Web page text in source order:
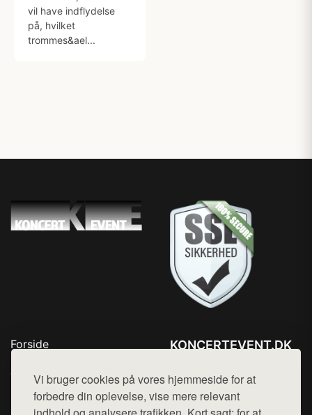
Vi bruger cookies på vores hjemmeside for at
forbedre din oplevelse, vise mere relevant
vil have indflydelse
på, hvilket
trommes&ael...
Forside
Top Rabatter
Blog
Kontakt
KONCERTEVENT.DK
Mail: hej@want.dk